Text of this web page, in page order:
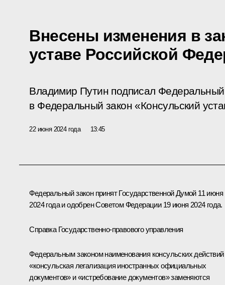
Внесены изменения в
уставе Российской
Владимир Путин подписал
в Федеральный закон «Консульский
22 июня 2024 года 13:45
Федеральный закон принят Государственной Думой 11 июня
2024 года и одобрен Советом Федерации 19 июня 2024 года.
Справка Государственно-правового управления
Федеральным законом наименования консульских действий
«консульская легализация иностранных официальных
документов» и «истребование документов» заменяются